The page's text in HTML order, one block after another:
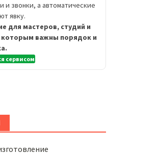
и звонки, а автоматические
явку.
для мастеров, студий и
которым важны порядок и
сервисом